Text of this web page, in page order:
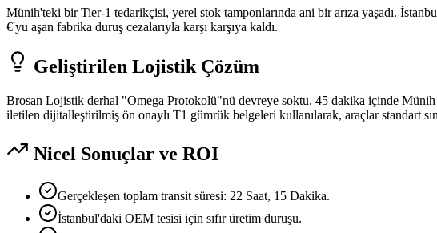
Münih'teki bir Tier-1 tedarikçisi, yerel stok tamponlarında ani bir arıza yaşadı.
€'yu aşan fabrika duruş cezalarıyla karşı karşıya kaldı.
Geliştirilen Lojistik Çözüm
Brosan Lojistik derhal "Omega Protokolü"nü devreye soktu. 45 dakika içinde Münih
iletilen dijitalleştirilmiş ön onaylı T1 gümrük belgeleri kullanılarak, araçlar standart
Nicel Sonuçlar ve ROI
Gerçekleşen toplam transit süresi: 22 Saat, 15 Dakika.
İstanbul'daki OEM tesisi için sıfır üretim duruşu.